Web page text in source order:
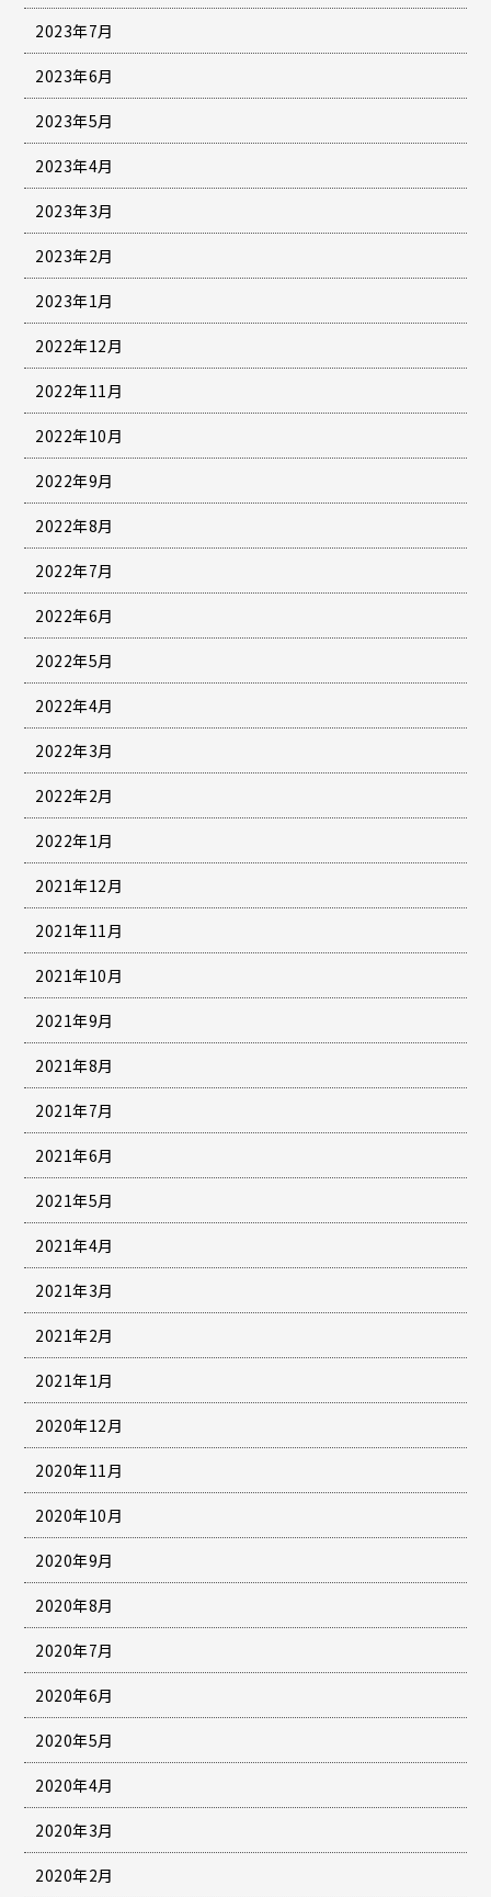
2023年7月
2023年6月
2023年5月
2023年4月
2023年3月
2023年2月
2023年1月
2022年12月
2022年11月
2022年10月
2022年9月
2022年8月
2022年7月
2022年6月
2022年5月
2022年4月
2022年3月
2022年2月
2022年1月
2021年12月
2021年11月
2021年10月
2021年9月
2021年8月
2021年7月
2021年6月
2021年5月
2021年4月
2021年3月
2021年2月
2021年1月
2020年12月
2020年11月
2020年10月
2020年9月
2020年8月
2020年7月
2020年6月
2020年5月
2020年4月
2020年3月
2020年2月